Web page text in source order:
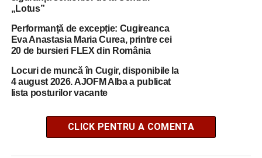
„Lotus”
Performanță de excepție: Cugireanca
Eva Anastasia Maria Curea, printre cei
20 de bursieri FLEX din România
Locuri de muncă în Cugir, disponibile la
4 august 2026. AJOFM Alba a publicat
lista posturilor vacante
CLICK PENTRU A COMENTA